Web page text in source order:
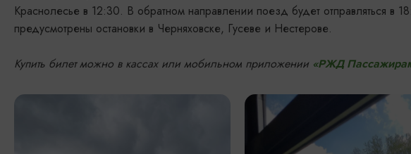
Краснолесье в 12:30. В обратном направлении поезд будет отправляться в
предусмотрены остановки в Черняховске, Гусеве и Нестерове.
Купить билет можно в кассах или мобильном приложении «РЖД